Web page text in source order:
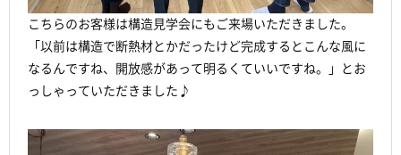
こちらのお客様は構造見学会にもご来場いただきました。
「以前は構造で断熱材とかだったけど完成するとこんな風に
なるんですね、開放感があって明るくていいですね。」とお
っしゃっていただきました♪